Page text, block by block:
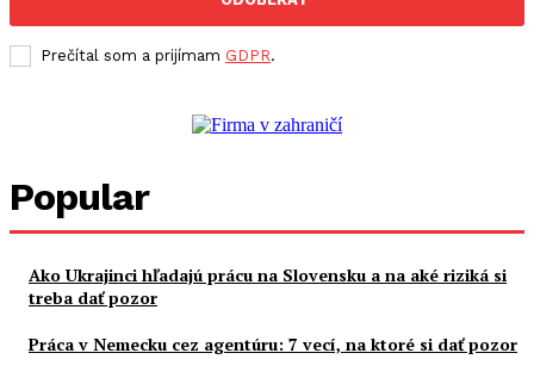
Prečítal som a prijímam GDPR.
Popular
Ako Ukrajinci hľadajú prácu na Slovensku a na aké riziká si
treba dať pozor
Práca v Nemecku cez agentúru: 7 vecí, na ktoré si dať pozor